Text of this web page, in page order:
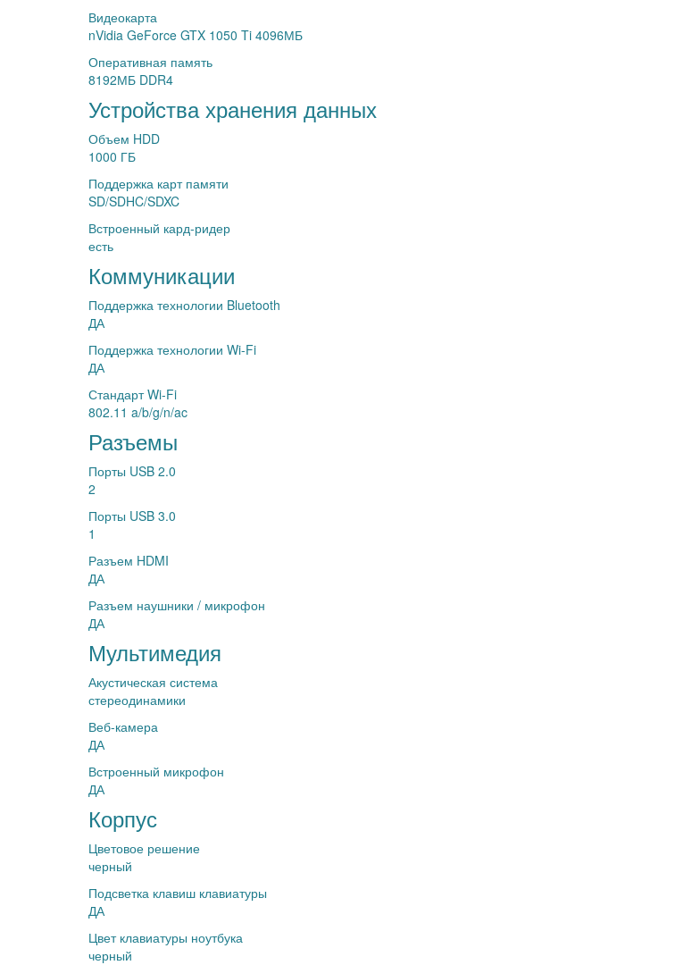
Видеокарта
nVidia GeForce GTX 1050 Ti 4096МБ
Оперативная память
8192МБ DDR4
Устройства хранения данных
Объем HDD
1000 ГБ
Поддержка карт памяти
SD/SDHC/SDXC
Встроенный кард-ридер
есть
Коммуникации
Поддержка технологии Bluetooth
ДА
Поддержка технологии Wi-Fi
ДА
Стандарт Wi-Fi
802.11 a/b/g/n/ac
Разъемы
Порты USB 2.0
2
Порты USB 3.0
1
Разъем HDMI
ДА
Разъем наушники / микрофон
ДА
Мультимедия
Акустическая система
стереодинамики
Веб-камера
ДА
Встроенный микрофон
ДА
Корпус
Цветовое решение
черный
Подсветка клавиш клавиатуры
ДА
Цвет клавиатуры ноутбука
черный